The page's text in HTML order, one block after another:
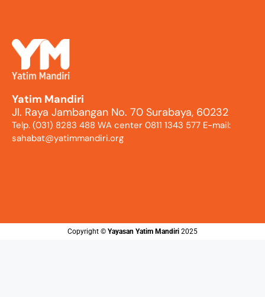
Yatim Mandiri
Jl. Raya Jambangan No. 70 Surabaya, 60232
Telp. (031) 8283 488 WA center 0811 1343 577 E-mail:
sahabat@yatimmandiri.org
Copyright ©️ Yayasan Yatim Mandiri 2025